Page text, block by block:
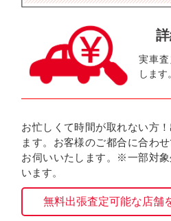
実車
しま
お忙しくて時間が取れない方
ます。お客様のご都合に合わ
お伺いいたします。※一部対
います。
無料出張査定可能な店舗